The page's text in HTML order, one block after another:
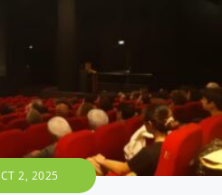
2, 2025